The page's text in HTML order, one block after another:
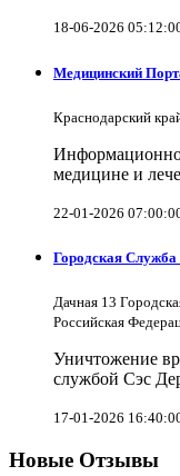
18-06-2026
Медицинский
Краснодарский
медицине и
22-01-2026
Городская
Дачная 13
Российская
Уничтожение
службой Сэс
17-01-2026
Новые Отзывы